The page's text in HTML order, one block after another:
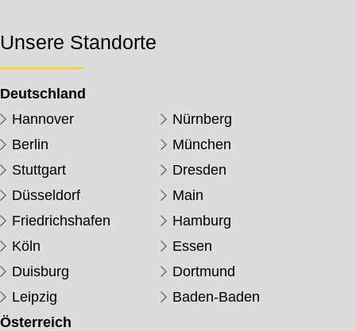
Unsere Standorte
Deutschland
Hannover
Nürnberg
Berlin
München
Stuttgart
Dresden
Düsseldorf
Main
Friedrichshafen
Hamburg
Köln
Essen
Duisburg
Dortmund
Leipzig
Baden-Baden
Österreich